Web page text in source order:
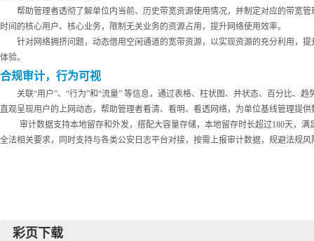
帮助管理者透彻了解单位内当前、历史带宽资源使用情况，并制定对应的带宽
时间的核心用户、核心业务，限制无关业务的资源占用，提升网络使用效率。
针对网络拥挤问题，动态借用空闲通道的宽带资源，以实现资源的充分利用，
体验。
合规审计，行为可视
关联“用户”、“行为”和“流量” 等信息，通过表格、柱状图、并状态、百分比、趋
直观呈现用户的上网动态，帮助管理者看清、看明、看透网络，为单位基线管理提供
审计数据支持本地留存和外发，搭配大容量存储，本地留存时长超过180天，满
全法相关要求，同时支持与各类公安日志平台对接，按需上报审计数据，规避法规风
彩页下载